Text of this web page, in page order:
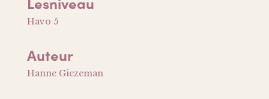
Havo 5
Auteur
Hanne Giezeman